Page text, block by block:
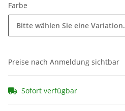
Farbe
Bitte wählen Sie eine Variation.
Preise nach Anmeldung sichtbar
Sofort verfügbar